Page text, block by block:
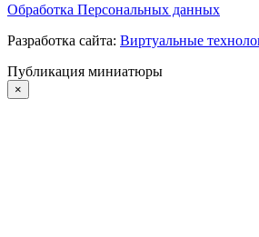
Обработка Персональных данных
Разработка сайта: Виртуальные
Публикация миниатюры
×